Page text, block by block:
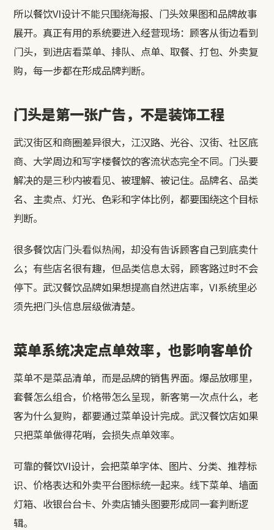
所以餐饮VI设计不能只围绕海报、门头效果图和品牌故事
展开。真正有用的系统要进入经营现场：顾客从街边看到
门头，到进店看菜单、排队、点单、取餐、打包、外卖复
购，每一步都在形成品牌判断。
门头是第一张广告，不是装饰工程
武汉街区和商圈差异很大，江汉路、光谷、汉街、社区底
商、大学周边和写字楼餐饮的客流状态完全不同。门头要
解决的是三秒内被看见、被理解、被记住。品牌名、品类
名、主卖点、灯光、色彩和字体比例，都要围绕这个目标
判断。
很多餐饮店门头看似热闹，却没有告诉顾客自己到底卖什
么；有些店名很有趣，但品类信息太弱，顾客路过时不会
停下。武汉餐饮品牌如果想提高自然进店率，VI系统里必
须先把门头信息层级做清楚。
菜单系统决定点单效率，也影响客单价
菜单不是菜品清单，而是品牌的销售界面。爆品放哪里，
套餐怎么组合，价格带怎么呈现，新客第一次点什么，老
客为什么复购，都要通过菜单设计完成。武汉餐饮店如果
只把菜单做得花哨，会损失点单效率。
可靠的餐饮VI设计，会把菜单字体、图片、分类、推荐标
识、价格表达和外卖平台图标统一起来。线下菜单、墙面
灯箱、收银台台卡、外卖店铺头图要形成同一套判断逻
辑。